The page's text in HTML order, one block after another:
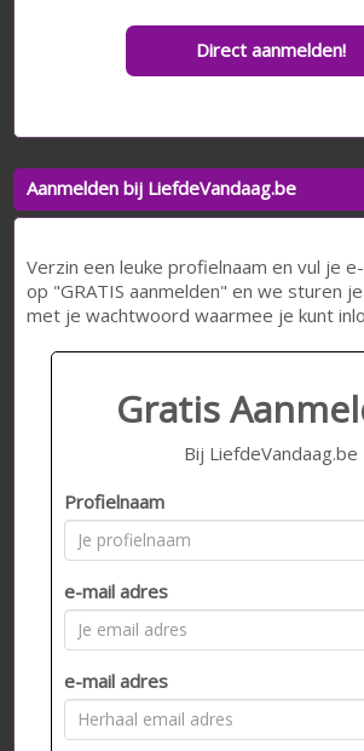
Direct aanmelden!
Aanmelden bij LiefdeVandaag.be
Verzin een leuke profielnaam en vul je
op "GRATIS aanmelden" en we sturen
met je wachtwoord waarmee je kunt
Gratis
Bij LiefdeVandaag.be
Profielnaam
e-mail adres
e-mail adres